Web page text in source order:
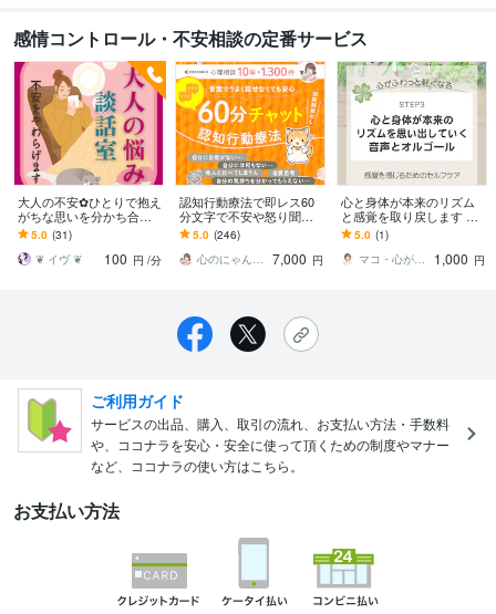
感情コントロール・不安相談の定番サービス
大人の不安✿ひとりで抱え
がちな思いを分かち合い
ます アラフォー以降【体
調・思考・環境】の悩み
や変化に戸惑う方へ
5.0 (31)
❦ イヴ ❦
100 円 /分
認知行動療法で即レス60
分文字で不安や怒り聞き
ます ココナラ11年相談実
績1400件×福祉13年×大学
心理学専攻
5.0 (246)
心のにゃん友 ゆかこ【うつ・復縁相談】
7,000 円
心と身体が本来のリズム
と感覚を取り戻します ☆
少し気持ちが落ち着いて
いるけれどまだ不安が残
って心配な日々
5.0 (1)
マコ・心がふわっと♡
1,000 円
ご利用ガイド
サービスの出品、購入、取引の流れ、お支払い方法・手数料
や、ココナラを安心・安全に使って頂くための制度やマナー
など、ココナラの使い方はこちら。
お支払い方法